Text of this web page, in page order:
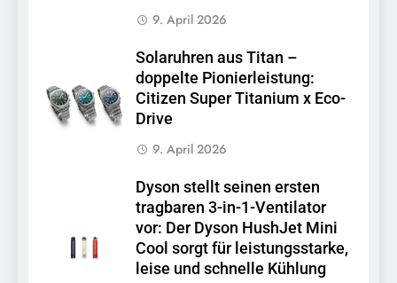
9. April 2026
Solaruhren aus Titan –
doppelte Pionierleistung:
Citizen Super Titanium x Eco-
Drive
9. April 2026
Dyson stellt seinen ersten
tragbaren 3-in-1-Ventilator
vor: Der Dyson HushJet Mini
Cool sorgt für leistungsstarke,
leise und schnelle Kühlung